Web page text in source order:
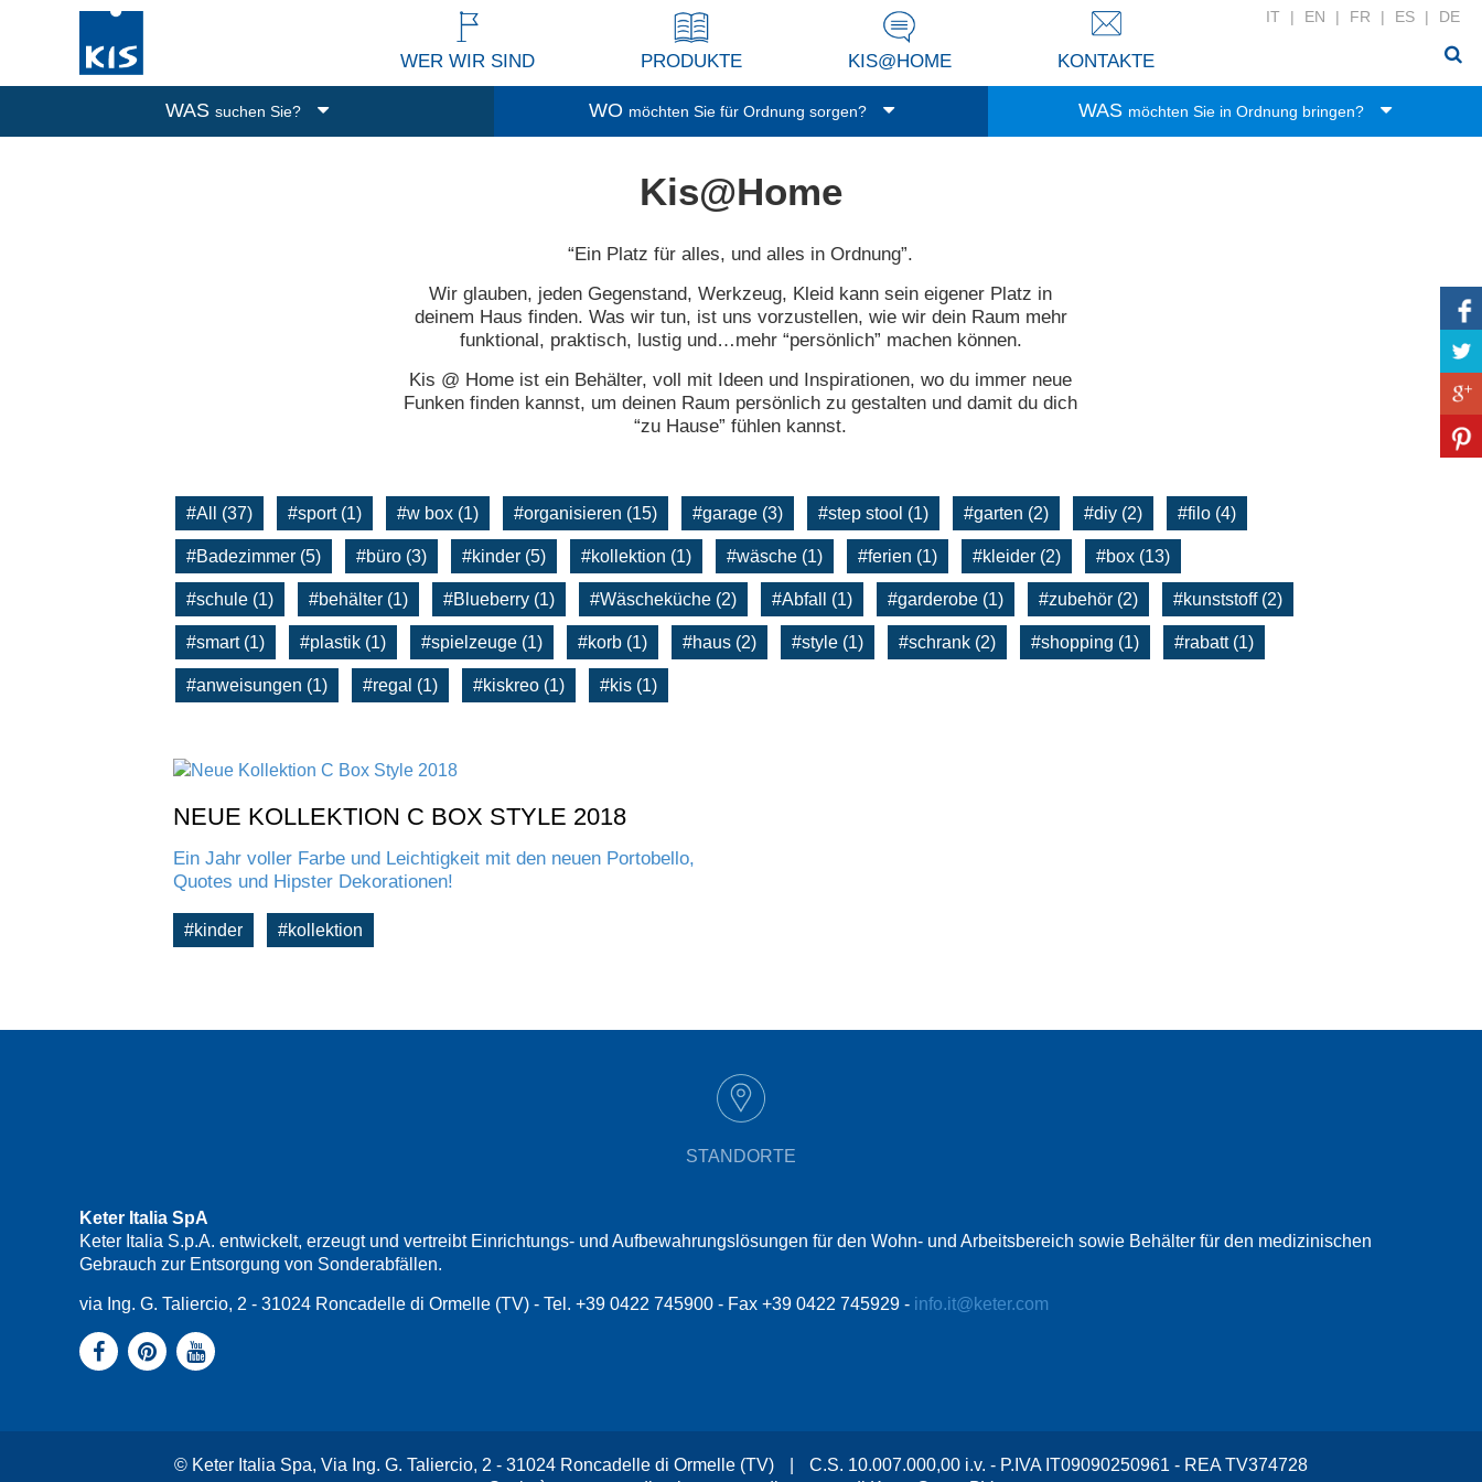
IT | EN | FR | ES | DE
WER WIR SIND PRODUKTE KIS@HOME KONTAKTE
WAS suchen Sie?
Küche
Wohnzimmer/Studio
Abstellkammer
Spielzimmer
WO möchten Sie für Ordnung sorgen?
Haushalt
Wäsche
Bad-Zubehör
Öko-Sammlung
Gartenwerkzeug
WAS möchten Sie in Ordnung bringen?
Kis@Home
“Ein Platz für alles, und alles in Ordnung”.
Wir glauben, jeden Gegenstand, Werkzeug, Kleid kann sein eigener Platz in
deinem Haus finden. Was wir tun, ist uns vorzustellen, wie wir dein Raum mehr
funktional, praktisch, lustig und…mehr “persönlich” machen können.
Kis @ Home ist ein Behälter, voll mit Ideen und Inspirationen, wo du immer neue
Funken finden kannst, um deinen Raum persönlich zu gestalten und damit du dich
“zu Hause” fühlen kannst.
#All (37) #sport (1) #w box (1) #organisieren (15) #garage (3) #step stool (1) #garten (2) #diy (2) #filo (4)
#Badezimmer (5) #büro (3) #kinder (5) #kollektion (1) #wäsche (1) #ferien (1) #kleider (2) #box (13)
#schule (1) #behälter (1) #Blueberry (1) #Wäscheküche (2) #Abfall (1) #garderobe (1) #zubehör (2) #kunststoff (2)
#smart (1) #plastik (1) #spielzeuge (1) #korb (1) #haus (2) #style (1) #schrank (2) #shopping (1) #rabatt (1)
#anweisungen (1) #regal (1) #kiskreo (1) #kis (1)
NEUE KOLLEKTION C BOX STYLE 2018
Ein Jahr voller Farbe und Leichtigkeit mit den neuen Portobello,
Quotes und Hipster Dekorationen!
#kinder #kollektion
STANDORTE
Keter Italia SpA
Keter Italia S.p.A. entwickelt, erzeugt und vertreibt Einrichtungs- und Aufbewahrungslösungen für den Wohn- und Arbeitsbereich sowie Behälter für den medizinischen
Gebrauch zur Entsorgung von Sonderabfällen.
via Ing. G. Taliercio, 2 - 31024 Roncadelle di Ormelle (TV) - Tel. +39 0422 745900 - Fax +39 0422 745929 - info.it@keter.com
© Keter Italia Spa, Via Ing. G. Taliercio, 2 - 31024 Roncadelle di Ormelle (TV)
C.S. 10.007.000,00 i.v. - P.IVA IT09090250961 - REA TV374728